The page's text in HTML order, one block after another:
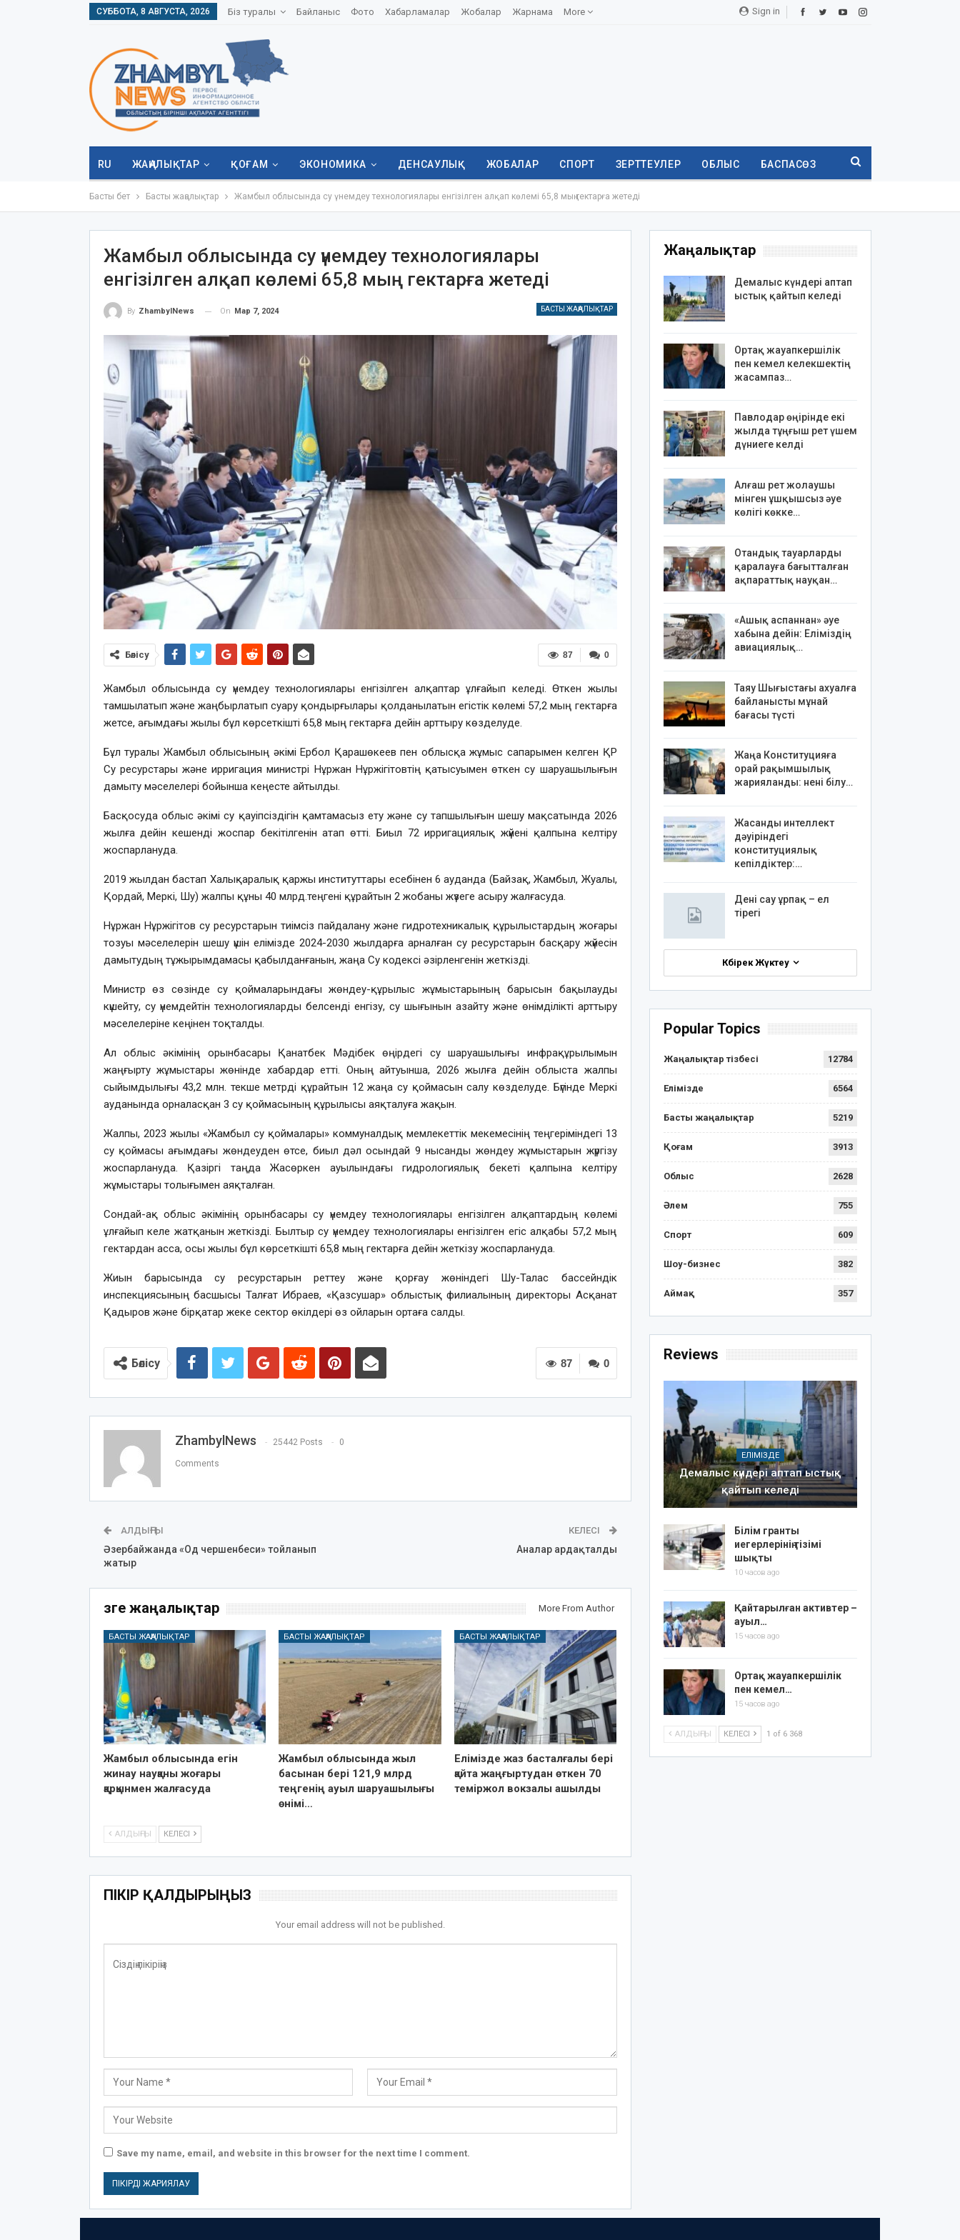
Sign in
СУББОТА, 8 АВГУСТА, 2026 Біз туралы Байланыс Фото Хабарламалар Жобалар Жарнама More
RU ЖАҢАЛЫҚТАР ҚОҒАМ ЭКОНОМИКА ДЕНСАУЛЫҚ ЖОБАЛАР СПОРТ ЗЕРТТЕУЛЕР ОБЛЫС БАСПАСӨЗ
Басты бет Басты жаңалықтар Жамбыл облысында су үнемдеу технологиялары енгізілген алқап көлемі 65,8 мың гектарға жетеді
Жамбыл облысында су үнемдеу технологиялары
енгізілген алқап көлемі 65,8 мың гектарға жетеді
БАСТЫ ЖАҢАЛЫҚТАР
By ZhambylNews On Мар 7, 2024
0
87
Бөлісу
Жамбыл облысында су үнемдеу технологиялары енгізілген алқаптар ұлғайып келеді. Өткен жылы
тамшылатып және жаңбырлатып суару қондырғылары қолданылатын егістік көлемі 57,2 мың гектарға
жетсе, ағымдағы жылы бұл көрсеткішті 65,8 мың гектарға дейін арттыру көзделуде.
Бұл туралы Жамбыл облысының әкімі Ербол Қарашөкеев пен облысқа жұмыс сапарымен келген ҚР
Су ресурстары және ирригация министрі Нұржан Нұржігітовтің қатысуымен өткен су шаруашылығын
дамыту мәселелері бойынша кеңесте айтылды.
Басқосуда облыс әкімі су қауіпсіздігін қамтамасыз ету және су тапшылығын шешу мақсатында 2026
жылға дейін кешенді жоспар бекітілгенін атап өтті. Биыл 72 ирригациялық жүйені қалпына келтіру
жоспарлануда.
2019 жылдан бастап Халықаралық қаржы институттары есебінен 6 ауданда (Байзақ, Жамбыл, Жуалы,
Қордай, Меркі, Шу) жалпы құны 40 млрд.теңгені құрайтын 2 жобаны жүзеге асыру жалғасуда.
Нұржан Нұржігітов су ресурстарын тиімсіз пайдалану және гидротехникалық құрылыстардың жоғары
тозуы мәселелерін шешу үшін елімізде 2024-2030 жылдарға арналған су ресурстарын басқару жүйесін
дамытудың тұжырымдамасы қабылданғанын, жаңа Су кодексі әзірленгенін жеткізді.
Министр өз сөзінде су қоймаларындағы жөндеу-құрылыс жұмыстарының барысын бақылауды
күшейту, су үнемдейтін технологияларды белсенді енгізу, су шығынын азайту және өнімділікті арттыру
мәселелеріне кеңінен тоқталды.
Ал облыс әкімінің орынбасары Қанатбек Мәдібек өңірдегі су шаруашылығы инфрақұрылымын
жаңғырту жұмыстары жөнінде хабардар етті. Оның айтуынша, 2026 жылға дейін облыста жалпы
сыйымдылығы 43,2 млн. текше метрді құрайтын 12 жаңа су қоймасын салу көзделуде. Бүгінде Меркі
ауданында орналасқан 3 су қоймасының құрылысы аяқталуға жақын.
Жалпы, 2023 жылы «Жамбыл су қоймалары» коммуналдық мемлекеттік мекемесінің теңгеріміндегі 13
су қоймасы ағымдағы жөндеуден өтсе, биыл дәл осындай 9 нысанды жөндеу жұмыстарын жүргізу
жоспарлануда. Қазіргі таңда Жасөркен ауылындағы гидрологиялық бекеті қалпына келтіру
жұмыстары толығымен аяқталған.
Сондай-ақ облыс әкімінің орынбасары су үнемдеу технологиялары енгізілген алқаптардың көлемі
ұлғайып келе жатқанын жеткізді. Былтыр су үнемдеу технологиялары енгізілген егіс алқабы 57,2 мың
гектардан асса, осы жылы бұл көрсеткішті 65,8 мың гектарға дейін жеткізу жоспарлануда.
Жиын барысында су ресурстарын реттеу және қорғау жөніндегі Шу-Талас бассейндік
инспекциясының басшысы Талғат Ибраев, «Қазсушар» облыстық филиалының директоры Асқанат
Қадыров және бірқатар жеке сектор өкілдері өз ойларын ортаға салды.
0
87
Бөлісу
ZhambylNews 25442 Posts 0
Comments
АЛДЫҢҒЫ
Әзербайжанда «Од чершенбеси» тойланып
жатыр
КЕЛЕСІ
Аналар ардақталды
Өзге жаңалықтар More From Author
БАСТЫ ЖАҢАЛЫҚТАР
Жамбыл облысында егін
жинау науқаны жоғары
қарқынмен жалғасуда
БАСТЫ ЖАҢАЛЫҚТАР
Жамбыл облысында жыл
басынан бері 121,9 млрд
теңгенің ауыл шаруашылығы
өнімі…
БАСТЫ ЖАҢАЛЫҚТАР
Елімізде жаз басталғалы бері
қайта жаңғыртудан өткен 70
теміржол вокзалы ашылды
АЛДЫҢҒЫ КЕЛЕСІ
ПІКІР ҚАЛДЫРЫҢЫЗ
Your email address will not be published.
Save my name, email, and website in this browser for the next time I comment.
Жаңалықтар
Демалыс күндері аптап
ыстық қайтып келеді
Ортақ жауапкершілік
пен кемел келекшектің
жасампаз…
Павлодар өңірінде екі
жылда тұңғыш рет үшем
дүниеге келді
Алғаш рет жолаушы
мінген ұшқышсыз әуе
көлігі көкке…
Отандық тауарларды
қаралауға бағытталған
ақпараттық науқан…
«Ашық аспаннан» әуе
хабына дейін: Еліміздің
авиациялық…
Таяу Шығыстағы ахуалға
байланысты мұнай
бағасы түсті
Жаңа Конституцияға
орай рақымшылық
жарияланды: нені білу…
Жасанды интеллект
дәуіріндегі
конституциялық
кепілдіктер:…
Дені сау ұрпақ – ел
тірегі
Көбірек Жүктеу
Popular Topics
Жаңалықтар тізбесі 12784
Елімізде 6564
Басты жаңалықтар 5219
Қоғам 3913
Облыс 2628
Әлем 755
Спорт 609
Шоу-бизнес 382
Аймақ 357
Reviews
ЕЛІМІЗДЕ
Демалыс күндері аптап ыстық
қайтып келеді
Білім гранты
иегерлерінің тізімі
шықты
10 часов ago
Қайтарылған активтер –
ауыл…
15 часов ago
Ортақ жауапкершілік
пен кемел…
15 часов ago
АЛДЫҢҒЫ КЕЛЕСІ 1 of 6 368